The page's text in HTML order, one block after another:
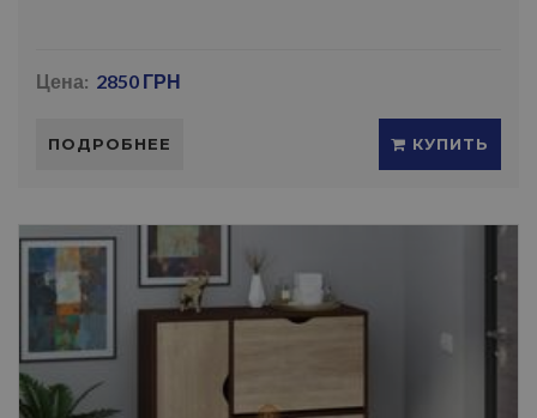
Цена: 2850 ГРН
ПОДРОБНЕЕ КУПИТЬ